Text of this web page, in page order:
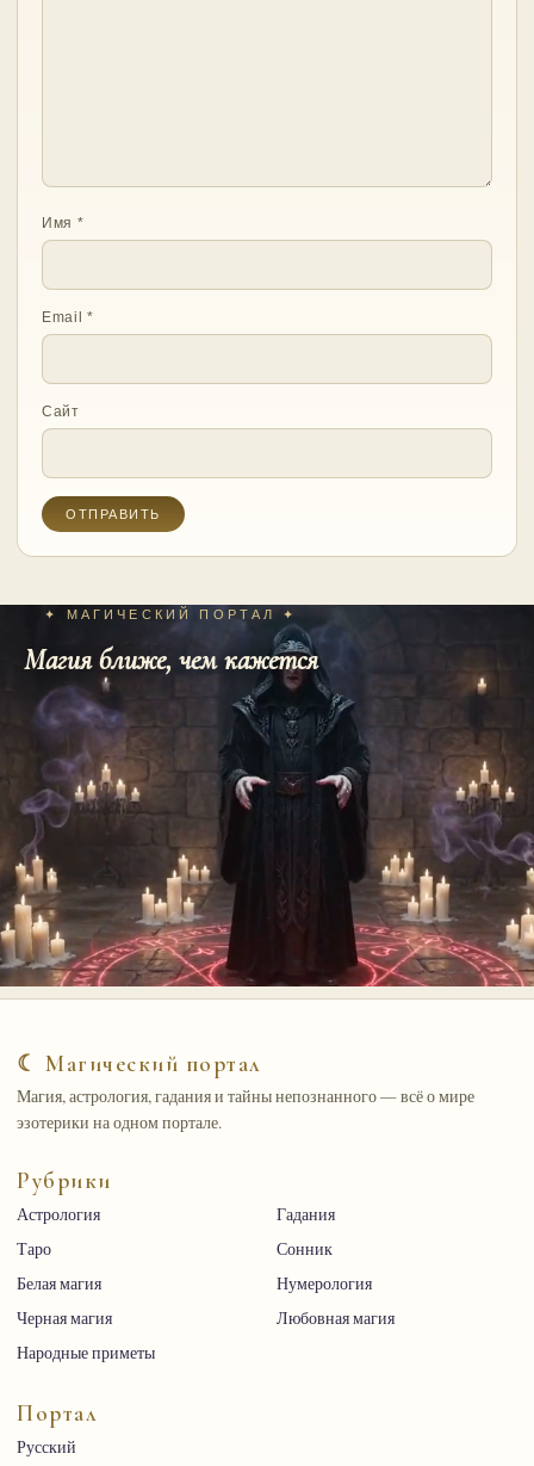
Имя *
Email*
Сайт
✦ МАГИЧЕСКИЙ ПОРТАЛ ✦
Магия ближе, чем кажется
☾ Магический портал
Магия, астрология, гадания и тайны непознанного — всё о мире
эзотерики на одном портале.
Рубрики
Астрология
Гадания
Таро
Сонник
Белая магия
Нумерология
Черная магия
Любовная магия
Народные приметы
Портал
Русский